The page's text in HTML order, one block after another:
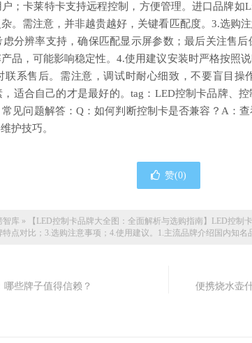
；卡莱特卡支持远程控制，方便管理。进口品牌如
。需注意，并非越贵越好，关键看匹配度。3.选购
分辨率支持，确保匹配显示屏参数；最后关注售后
品，可能影响稳定性。4.使用建议安装时严格按照
联系售后。需注意，调试时耐心细致，不要盲目操
适合自己的才是最好的。tag：LED控制卡品牌、
见问题解答：Q：如何判断控制卡是否兼容？A：
护技巧。
赞(0)
智库»
【LED控制卡品牌大全图：全面解析与选购指南】LED控制
特点对比；3.选购注意事项；4.使用建议。1.主流品牌介绍国内知
些牌子值得信赖？
便携烧水壶